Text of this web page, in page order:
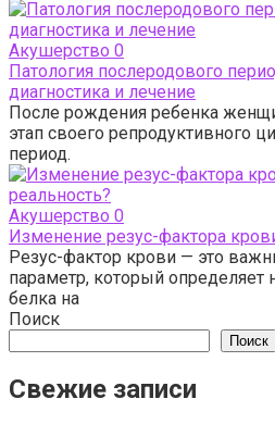
Акушерство 0
Патология послеродового
диагностика и лечение
После рождения ребенка
этап своего репродуктивного
период.
Акушерство 0
Изменение резус-фактора
Резус-фактор крови — это
параметр, который определяет
белка на
Поиск
Поиск
Свежие записи